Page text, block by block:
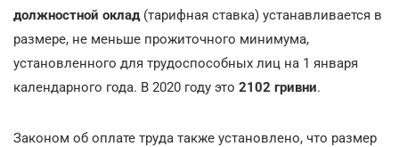
должностной оклад (тарифная ставка) устанавливается в
размере, не меньше прожиточного минимума,
установленного для трудоспособных лиц на 1 января
календарного года. В 2020 году это 2102 гривни.
Законом об оплате труда также установлено, что размер